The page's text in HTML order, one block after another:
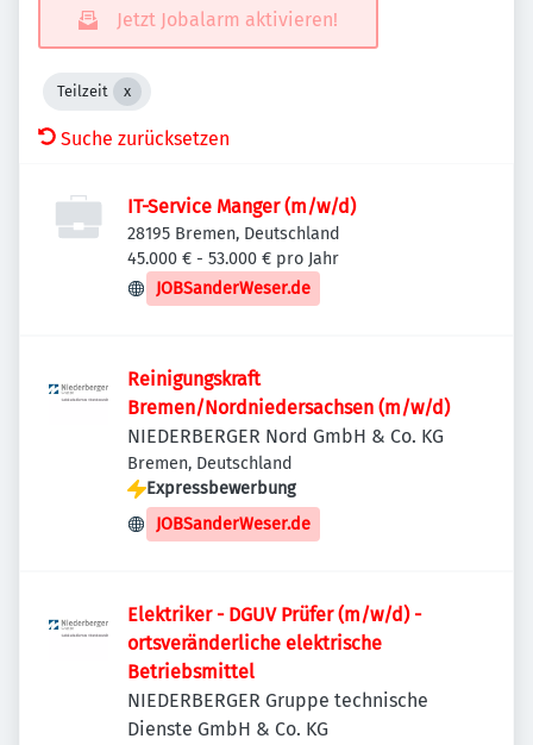
Jetzt Jobalarm aktivieren!
Teilzeit
Suche zurücksetzen
IT-Service Manger (m/w/d)
28195 Bremen, Deutschland
45.000 € - 53.000 € pro Jahr
JOBSanderWeser.de
Reinigungskraft
Bremen/Nordniedersachsen (m/w/d)
NIEDERBERGER Nord GmbH & Co. KG
Bremen, Deutschland
Expressbewerbung
JOBSanderWeser.de
Elektriker - DGUV Prüfer (m/w/d) -
ortsveränderliche elektrische
Betriebsmittel
NIEDERBERGER Gruppe technische
Dienste GmbH & Co. KG